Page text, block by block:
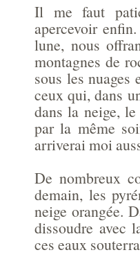
Il me faut
apercevoir
lune, nous
montagnes de
sous les nuages
ceux qui, dans
dans la neige,
par la même
arriverai moi
De nombreux
demain, les
neige orangée.
dissoudre avec
ces eaux